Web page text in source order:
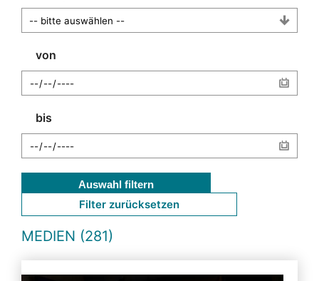
von
bis
Auswahl filtern
Filter zurücksetzen
MEDIEN (281)